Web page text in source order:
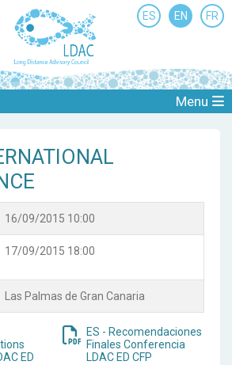
ES EN FR
Menu
ED
ES - Recomendaciones
Finales Conferencia
LDAC ED CFP
16/09/2015 10:00
17/09/2015 18:00
Las Palmas de Gran Canaria